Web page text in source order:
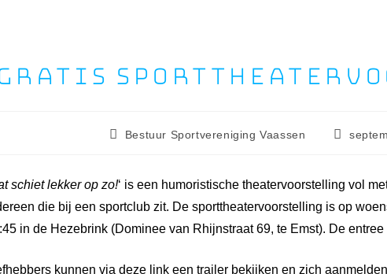
Bestuur Sportvereniging Vaassen
schiet lekker op zo!‘ is een humoristische theatervoorstelling vol
die bij een sportclub zit. De sporttheatervoorstelling is op
in de Hezebrink (Dominee van Rhijnstraat 69, te Emst). De
kunnen via deze link een trailer bekijken en zich